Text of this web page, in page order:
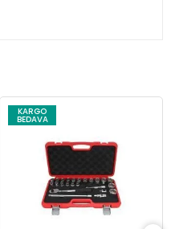
KARGO
BEDAVA